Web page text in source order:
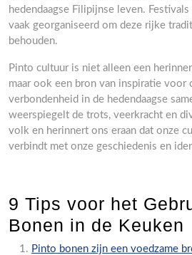
hedendaagse Filipijnse leven.
vaak georganiseerd om deze rijke
behouden.
Pinto cultuur is niet alleen een
maar ook een bron van inspiratie voor
verbondenheid in de hedendaagse
weerspiegelt de trots, veerkracht en
volk en herinnert ons eraan dat onze
verbindt met onze geschiedenis en
9 Tips voor het
Bonen in de Keuken
Pinto bonen zijn een voedzame